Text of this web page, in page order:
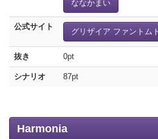
ななかまい
公式サイト
グリザイア ファントム
抜き 0pt
シナリオ 87pt
Harmonia